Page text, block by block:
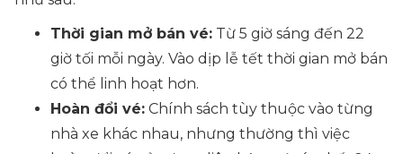
Thời gian mở bán vé: Từ 5 giờ sáng đến 22
giờ tối mỗi ngày. Vào dịp lễ tết thời gian mở bán
có thể linh hoạt hơn.
Hoàn đổi vé: Chính sách tùy thuộc vào từng
nhà xe khác nhau, nhưng thường thì việc